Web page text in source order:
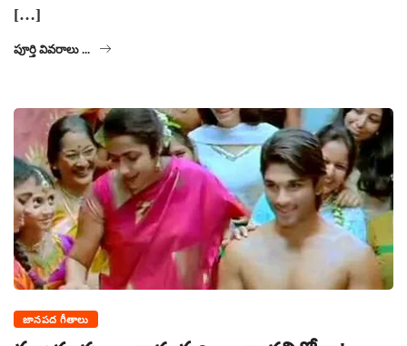
[…]
పూర్తి వివరాలు ...
జానపద గీతాలు